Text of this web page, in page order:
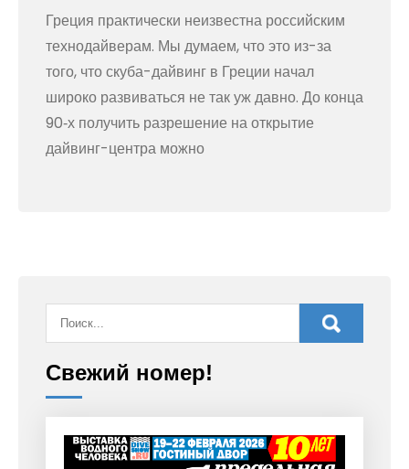
Греция практически неизвестна российским
технодайверам. Мы думаем, что это из-за
того, что скуба-дайвинг в Греции начал
широко развиваться не так уж давно. До конца
90‑х получить разрешение на открытие
дайвинг-центра можно
Свежий номер!